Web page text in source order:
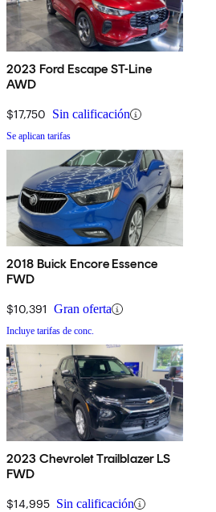
2023 Ford Escape ST-Line
AWD
$17,750 Sin calificación
Se aplican tarifas
2018 Buick Encore Essence
FWD
$10,391 Gran oferta
Incluye tarifas de conc.
2023 Chevrolet Trailblazer LS
FWD
$14,995 Sin calificación